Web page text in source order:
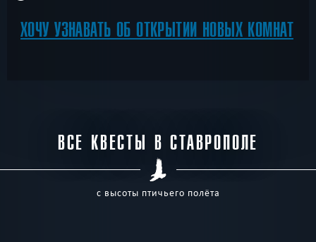
ХОЧУ УЗНАВАТЬ ОБ ОТКРЫТИИ НОВЫХ КОМНАТ
ВСЕ КВЕСТЫ В СТАВРОПОЛЕ
с высоты птичьего полёта